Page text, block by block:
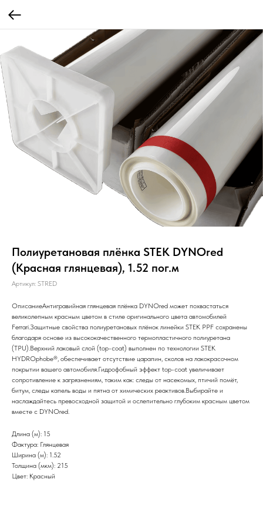
Полиуретановая плёнка STEK DYNOred
(Красная глянцевая), 1.52 пог.м
Артикул: STRED
ОписаниеАнтигравийная глянцевая плёнка DYNOred может похвастаться
великолепным красным цветом в стиле оригинального цвета автомобилей
Ferrari.Защитные свойства полиуретановых плёнок линейки STEK PPF сохранены
благодаря основе из высококачественного термопластичного полиуретана
(TPU).Верхний лаковый слой (top-coat) выполнен по технологии STEK
HYDROphobe®, обеспечивает отсутствие царапин, сколов на лакокрасочном
покрытии вашего автомобиля.Гидрофобный эффект top-coat увеличивает
сопротивление к загрязнениям, таким как: следы от насекомых, птичий помёт,
битум, следы капель воды и пятна от химических реактивов.Выбирайте и
наслаждайтесь превосходной защитой и ослепительно глубоким красным цветом
вместе с DYNOred.
Длина (м): 15
Фактура: Глянцевая
Ширина (м): 1.52
Толщина (мкм): 215
Цвет: Красный